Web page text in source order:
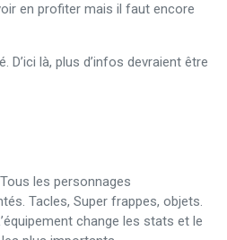
en profiter mais il faut encore
D’ici là, plus d’infos devraient être
les personnages
Tacles, Super frappes, objets.
change les stats et le